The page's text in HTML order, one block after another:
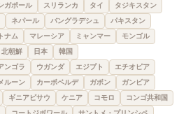
ガポール スリランカ タイ
タジキスタン
ネパール バングラデシュ
パキスタン
ナム マレーシア ミャンマー
モンゴル
北朝鮮 日本 韓国
ンゴラ ウガンダ エジプト
エチオピア
ルーン カーボベルデ ガボン
ガンビア
ギニアビサウ ケニア コモロ
コンゴ共和国